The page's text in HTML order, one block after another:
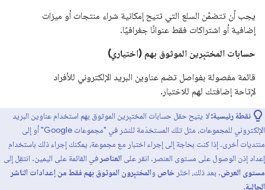
يجب أن تتضمّن السلع التي تتيح إمكانية شراء منتجات أو ميزات
إضافية أو اشتراكات فقط عنوانًا جغرافيًا.
حسابات المختبِرين الموثوق بهم (اختياري)
قائمة مفصولة بفواصل تضم عناوين البريد الإلكتروني للأفراد
لإتاحة إضافتك لهم للاختبار.
نقطة رئيسية: لا يتيح حقل حسابات المختبِرين الموثوق بهم استخدام عناوين البريد
الإلكتروني للمجموعات، مثل تلك المستخدَمة للنشر في "مجموعات Google" أو إلى
منتديات أخرى. إذا كنت بحاجة إلى إجراء اختبار مع مجموعة، يمكنك إجراء ذلك باستخدام
إعداد إذن الوصول على مستوى العنصر. انقر على العناصر في القائمة على اليمين. انتقِل إلى
مستوى العرض. بعد ذلك، اختَر خاص والمختبِرون الموثوق بهم فقط من إعدادات الناشر
الحالية.